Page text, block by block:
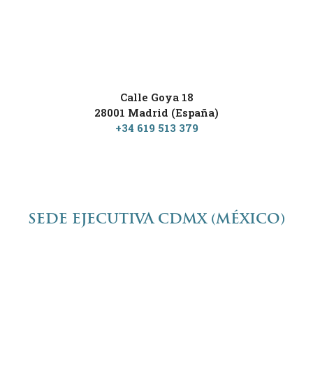
Calle Goya 18
28001 Madrid (España)
+34 619 513 379
SEDE EJECUTIVA CDMX (MÉXICO)